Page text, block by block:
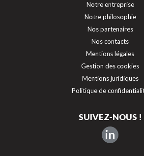
Notre entreprise
Notre philosophie
Nos partenaires
Nos contacts
Mentions légales
Gestion des cookies
Mentions juridiques
Politique de
SUIVEZ-NOUS !
in